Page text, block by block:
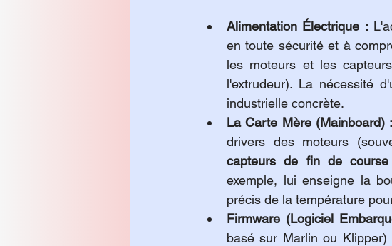
Alimentation Électrique :
en toute sécurité et à
les moteurs et les
l'extrudeur). La nécessité
industrielle concrète.
La Carte Mère (Mainboard) :
capteurs de fin de course
exemple, lui enseigne la
précis de la température
Firmware (Logiciel
basé sur Marlin ou